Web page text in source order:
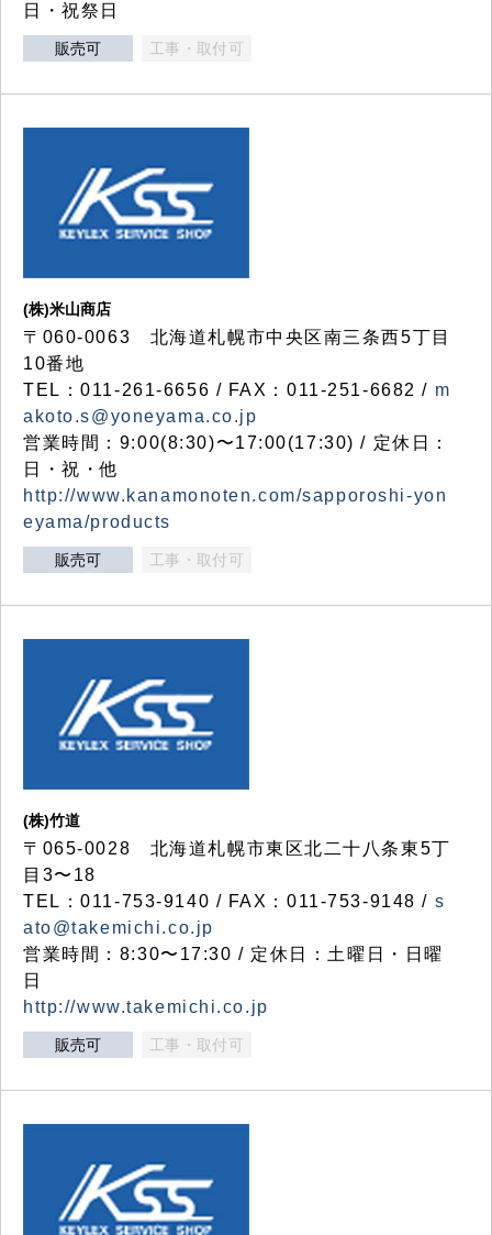
日・祝祭日
販売可 工事・取付可
(株)米山商店
〒060-0063 北海道札幌市中央区南三条西5丁目
10番地
TEL：011-261-6656 / FAX：011-251-6682 / m
akoto.s@yoneyama.co.jp
営業時間：9:00(8:30)〜17:00(17:30) / 定休日：
日・祝・他
http://www.kanamonoten.com/sapporoshi-yon
eyama/products
販売可 工事・取付可
(株)竹道
〒065-0028 北海道札幌市東区北二十八条東5丁
目3〜18
TEL：011-753-9140 / FAX：011-753-9148 / s
ato@takemichi.co.jp
営業時間：8:30〜17:30 / 定休日：土曜日・日曜
日
http://www.takemichi.co.jp
販売可 工事・取付可